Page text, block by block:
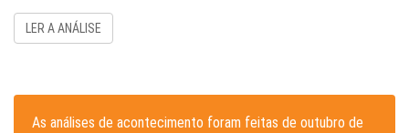
LER A ANÁLISE
As análises de acontecimento foram feitas de outubro de